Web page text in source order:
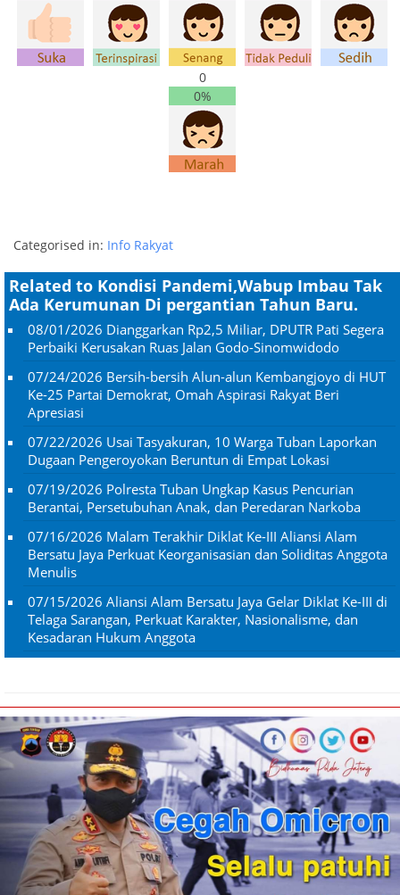
0
0%
Categorised in: Info Rakyat
Related to Kondisi Pandemi,Wabup Imbau Tak
Ada Kerumunan Di pergantian Tahun Baru.
08/01/2026 Dianggarkan Rp2,5 Miliar, DPUTR Pati Segera
Perbaiki Kerusakan Ruas Jalan Godo-Sinomwidodo
07/24/2026 Bersih-bersih Alun-alun Kembangjoyo di HUT
Ke-25 Partai Demokrat, Omah Aspirasi Rakyat Beri
Apresiasi
07/22/2026 Usai Tasyakuran, 10 Warga Tuban Laporkan
Dugaan Pengeroyokan Beruntun di Empat Lokasi
07/19/2026 Polresta Tuban Ungkap Kasus Pencurian
Berantai, Persetubuhan Anak, dan Peredaran Narkoba
07/16/2026 Malam Terakhir Diklat Ke-III Aliansi Alam
Bersatu Jaya Perkuat Keorganisasian dan Soliditas Anggota
Menulis
07/15/2026 Aliansi Alam Bersatu Jaya Gelar Diklat Ke-III di
Telaga Sarangan, Perkuat Karakter, Nasionalisme, dan
Kesadaran Hukum Anggota